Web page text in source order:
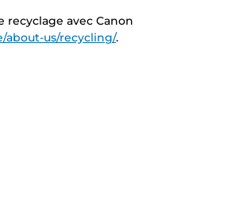
recyclage avec Canon
about-us/recycling/.